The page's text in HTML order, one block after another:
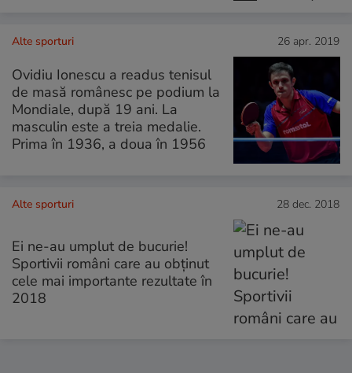
Alte sporturi 26 apr. 2019
Ovidiu Ionescu a readus tenisul
de masă românesc pe podium la
Mondiale, după 19 ani. La
masculin este a treia medalie.
Prima în 1936, a doua în 1956
Alte sporturi 28 dec. 2018
Ei ne-au umplut de bucurie!
Sportivii români care au obținut
cele mai importante rezultate în
2018